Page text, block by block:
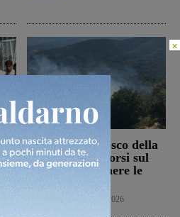
Incendio nel bosco della
Trappola. Soccorsi sul
posto per spegnere le
fiamme
Cronaca 7 Agosto 2026
×